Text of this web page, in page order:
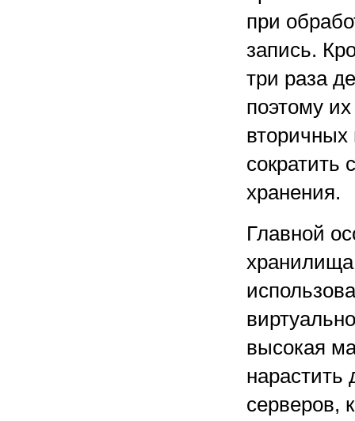
при
запись.
три раза
поэтому
вторичных
сократить
хранения.
Главной
хранилища
высокая
нарастить
серверов,